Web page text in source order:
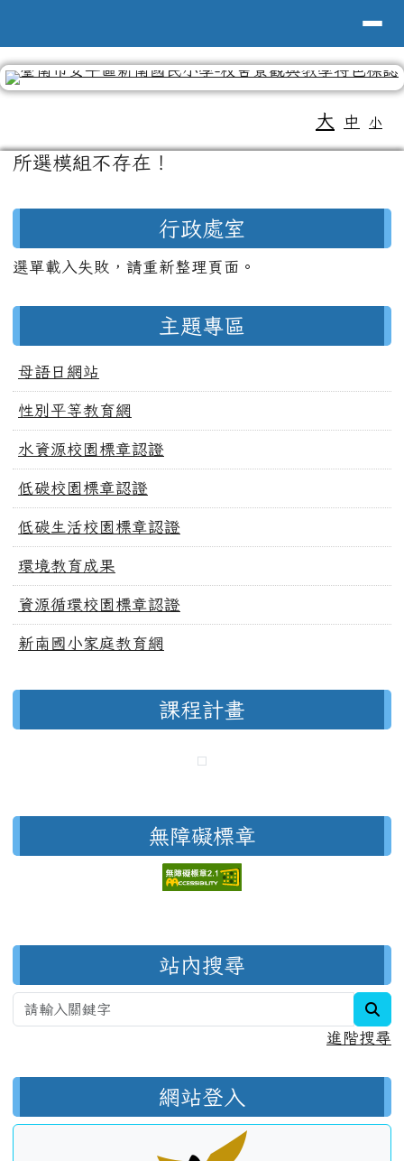
大 中 小
主內容區域
所選模組不存在！
行政處室
選單載入失敗，請重新整理頁面。
主題專區
母語日網站
性別平等教育網
水資源校園標章認證
低碳校園標章認證
低碳生活校園標章認證
環境教育成果
資源循環校園標章認證
新南國小家庭教育網
課程計畫
無障礙標章
站內搜尋
進階搜尋
網站登入
頁尾區域